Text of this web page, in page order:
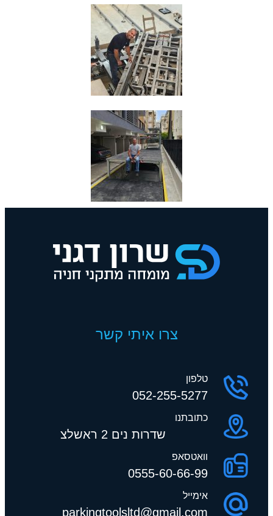
צרו איתי קשר
טלפון
052-255-5277
כתובתנו
שדרות נים 2 ראשלצ
וואטסאפ
0555-60-66-99
אימייל
parkingtoolsltd@gmail.com